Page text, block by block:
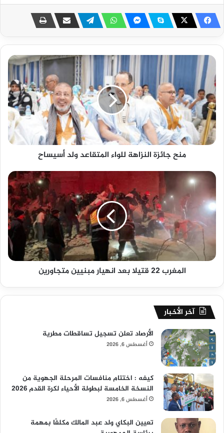
منح جائزة النزاهة للواء المتقاعد ولد أسيساح
المغرب 22 قتيلا بعد انهيار مبنيين متجاورين
آخر الأخبار
الأرصاد تعلن تسجيل تساقطات مطرية
أغسطس 6, 2026
كيفه : اختتام منافسات المرحلة الجهوية من
النسخة الخامسة لبطولة الأحياء لكرة القدم 2026
أغسطس 6, 2026
تعيين البكاي ولد عبد المالك مكلفًا بمهمة